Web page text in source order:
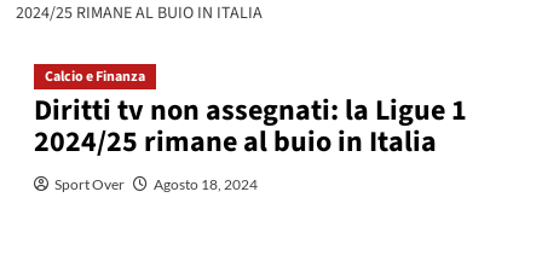
2024/25 RIMANE AL BUIO IN ITALIA
Calcio e Finanza
Diritti tv non assegnati: la Ligue 1
2024/25 rimane al buio in Italia
Sport Over Agosto 18, 2024